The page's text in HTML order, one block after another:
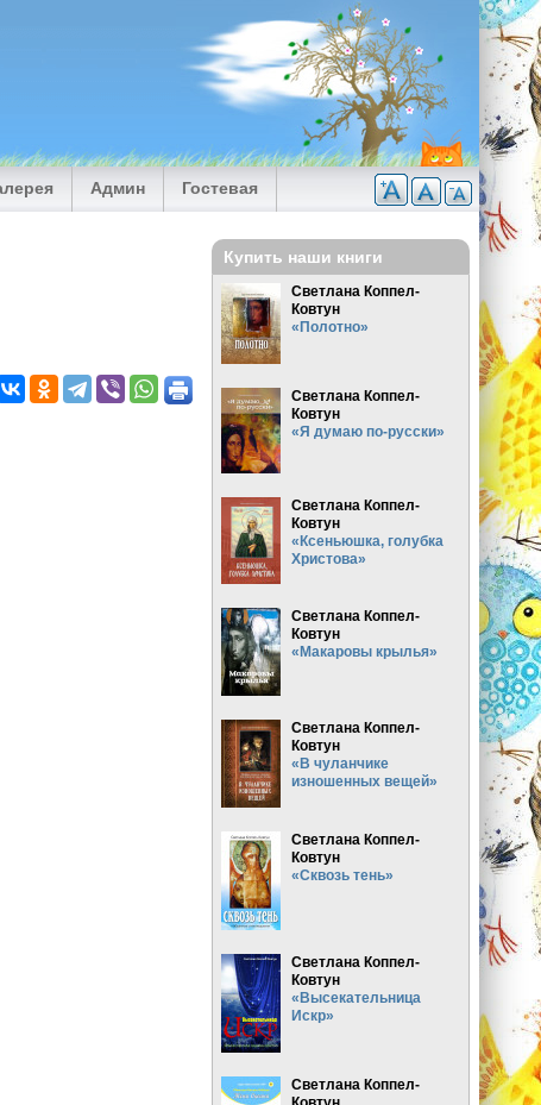
Админ Гостевая
Купить наши книги
Светлана Коппел-
Ковтун
«Полотно»
Светлана Коппел-
Ковтун
«Я думаю по-русски»
Светлана Коппел-
Ковтун
«Ксеньюшка, голубка
Христова»
Светлана Коппел-
Ковтун
«Макаровы крылья»
Светлана Коппел-
Ковтун
«В чуланчике
изношенных вещей»
Светлана Коппел-
Ковтун
«Сквозь тень»
Светлана Коппел-
Ковтун
«Высекательница
Искр»
Светлана Коппел-
Ковтун